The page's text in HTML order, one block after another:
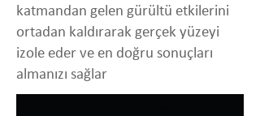
katmandan gelen gürültü etkilerini
ortadan kaldırarak gerçek yüzeyi
izole eder ve en doğru sonuçları
almanızı sağlar